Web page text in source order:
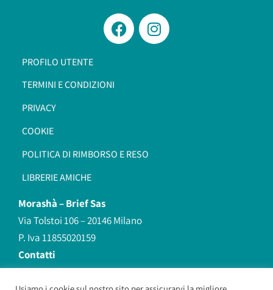
PROFILO UTENTE
TERMINI E CONDIZIONI
PRIVACY
COOKIE
POLITICA DI RIMBORSO E RESO
LIBRERIE AMICHE
Morashà –Brief Sas
Via Tolstoi 106 – 20146 Milano
P. Iva 11855020159
Contatti
redazione@morasha.it